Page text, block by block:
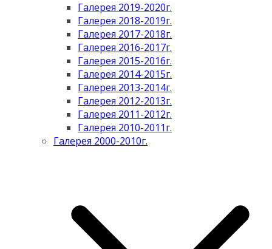
Галерея 2019-2020г.
Галерея 2018-2019г.
Галерея 2017-2018г.
Галерея 2016-2017г.
Галерея 2015-2016г.
Галерея 2014-2015г.
Галерея 2013-2014г.
Галерея 2012-2013г.
Галерея 2011-2012г.
Галерея 2010-2011г.
Галерея 2000-2010г.